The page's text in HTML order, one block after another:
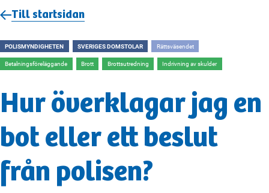
Till startsidan
POLISMYNDIGHETEN SVERIGES DOMSTOLAR Rättsväsendet
Betalningsföreläggande Brott Brottsutredning Indrivning av skulder
Hur överklagar jag en
bot eller ett beslut
från polisen?